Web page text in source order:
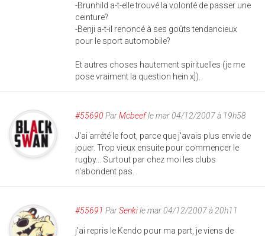
-Brunhild a-t-elle trouvé la volonté de passer une
ceinture?
-Benji a-t-il renoncé à ses goûts tendancieux
pour le sport automobile?
Et autres choses hautement spirituelles (je me
pose vraiment la question hein x]).
#55690 ParMcbeefle mar 04/12/2007 à 19h58
J'ai arrété le foot, parce que j'avais plus envie de
jouer. Trop vieux ensuite pour commencer le
rugby... Surtout par chez moi les clubs
n'abondent pas.
#55691 ParSenkile mar 04/12/2007 à 20h11
j'ai repris le Kendo pour ma part, je viens de